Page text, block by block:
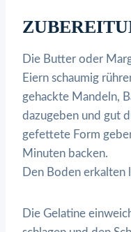
Die Butter oder
Eiern schaumig
gehackte Mandeln,
dazugeben und gut
gefettete Form
Minuten backen.
Den Boden erkalten
Die Gelatine